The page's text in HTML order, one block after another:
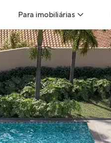
Para imobiliárias
Leads para
Hub de imobiliárias
Anunciar imóveis